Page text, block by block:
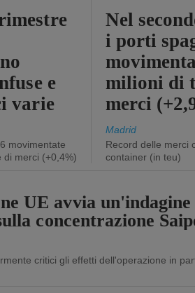
e
varie
movimentate
di merci (+0,4%)
Nel
i porti
milioni di
merci
Madrid
Record delle merci
container (in teu)
UE avvia un'indagine
concentrazione
critici gli effetti dell'operazione in